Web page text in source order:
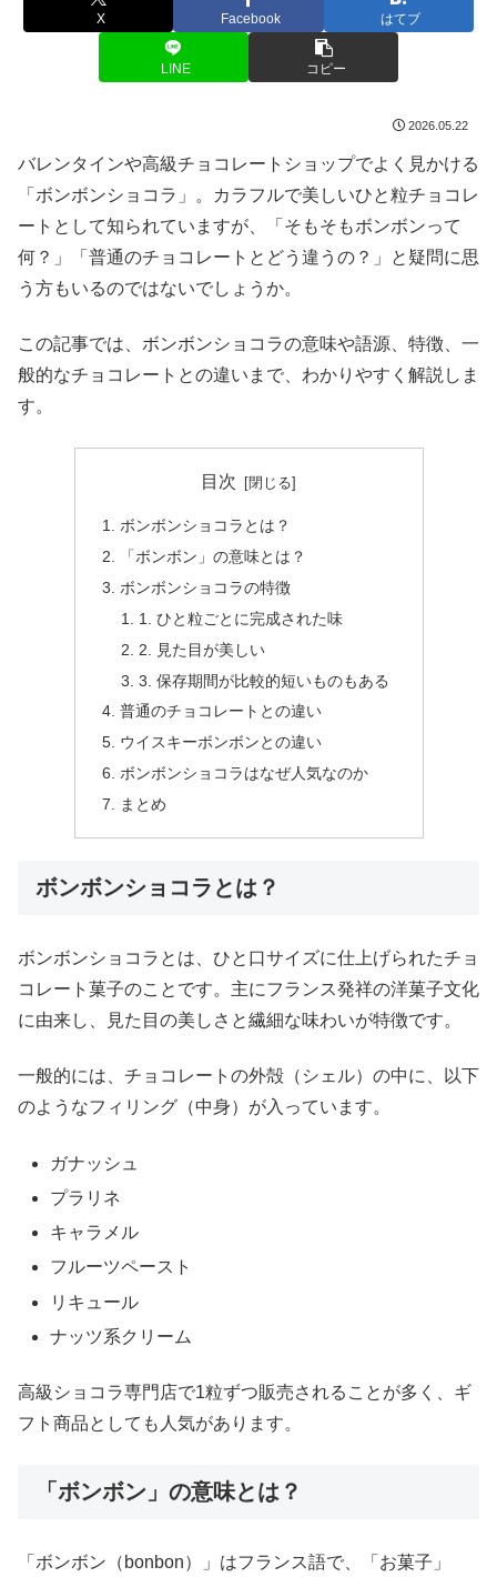
X Facebook はてブ
LINE コピー
2026.05.22
バレンタインや高級チョコレートショップでよく見かける
「ボンボンショコラ」。カラフルで美しいひと粒チョコレ
ートとして知られていますが、「そもそもボンボンって
何？」「普通のチョコレートとどう違うの？」と疑問に思
う方もいるのではないでしょうか。
この記事では、ボンボンショコラの意味や語源、特徴、一
般的なチョコレートとの違いまで、わかりやすく解説しま
す。
目次
ボンボンショコラとは？
「ボンボン」の意味とは？
ボンボンショコラの特徴
1. ひと粒ごとに完成された味
2. 見た目が美しい
3. 保存期間が比較的短いものもある
普通のチョコレートとの違い
ウイスキーボンボンとの違い
ボンボンショコラはなぜ人気なのか
まとめ
ボンボンショコラとは？
ボンボンショコラとは、ひと口サイズに仕上げられたチョ
コレート菓子のことです。主にフランス発祥の洋菓子文化
に由来し、見た目の美しさと繊細な味わいが特徴です。
一般的には、チョコレートの外殻（シェル）の中に、以下
のようなフィリング（中身）が入っています。
ガナッシュ
プラリネ
キャラメル
フルーツペースト
リキュール
ナッツ系クリーム
高級ショコラ専門店で1粒ずつ販売されることが多く、ギ
フト商品としても人気があります。
「ボンボン」の意味とは？
「ボンボン（bonbon）」はフランス語で、「お菓子」